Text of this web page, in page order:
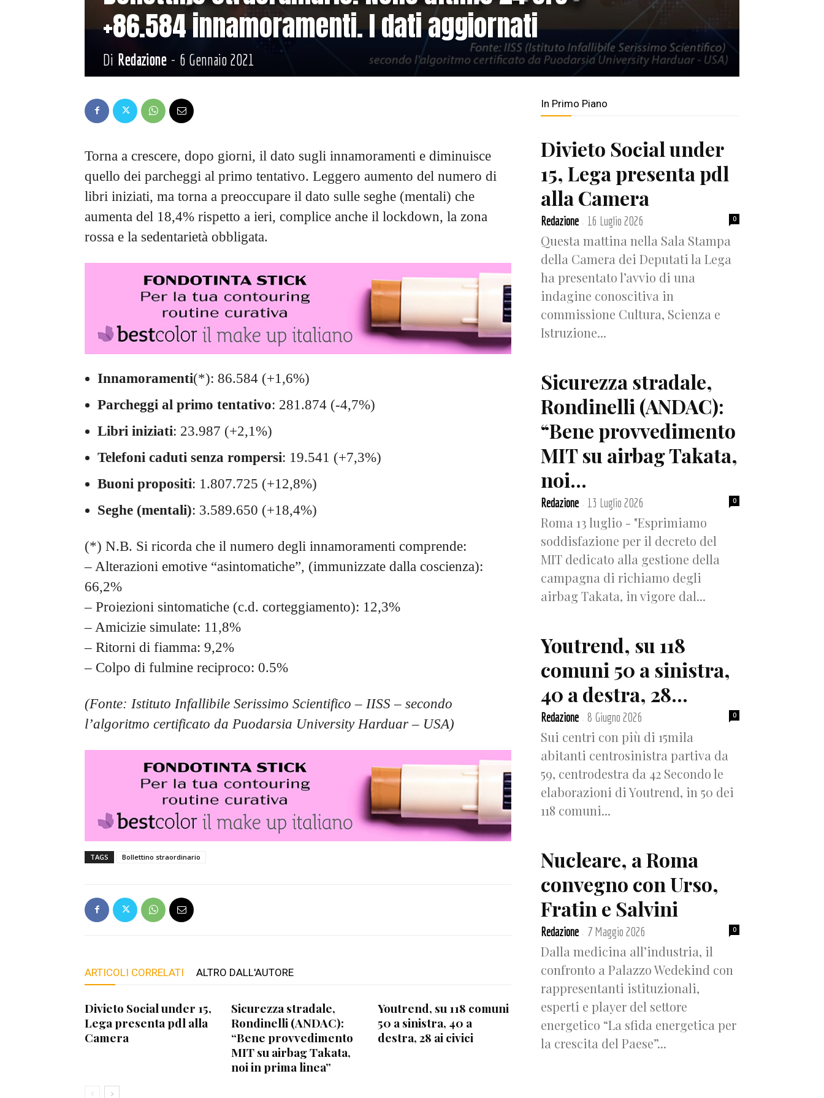
+86.584 innamoramenti. I dati aggiornati
Di Redazione - 6 Gennaio 2021
Torna a crescere, dopo giorni, il dato sugli innamoramenti e diminuisce
quello dei parcheggi al primo tentativo. Leggero aumento del numero di
libri iniziati, ma torna a preoccupare il dato sulle seghe (mentali) che
aumenta del 18,4% rispetto a ieri, complice anche il lockdown, la zona
rossa e la sedentarietà obbligata.
Innamoramenti(*): 86.584 (+1,6%)
Parcheggi al primo tentativo: 281.874 (-4,7%)
Libri iniziati: 23.987 (+2,1%)
Telefoni caduti senza rompersi: 19.541 (+7,3%)
Buoni propositi: 1.807.725 (+12,8%)
Seghe (mentali): 3.589.650 (+18,4%)
(*) N.B. Si ricorda che il numero degli innamoramenti comprende:
– Alterazioni emotive “asintomatiche”, (immunizzate dalla coscienza):
66,2%
– Proiezioni sintomatiche (c.d. corteggiamento): 12,3%
– Amicizie simulate: 11,8%
– Ritorni di fiamma: 9,2%
– Colpo di fulmine reciproco: 0.5%
(Fonte: Istituto Infallibile Serissimo Scientifico – IISS – secondo
l’algoritmo certificato da Puodarsia University Harduar – USA)
TAGS Bollettino straordinario
ARTICOLI CORRELATI ALTRO DALL'AUTORE
Divieto Social under 15,
Lega presenta pdl alla
Camera
Sicurezza stradale,
Rondinelli (ANDAC):
“Bene provvedimento
MIT su airbag Takata,
noi in prima linea”
Youtrend, su 118 comuni
50 a sinistra, 40 a
destra, 28 ai civici
In Primo Piano
Divieto Social under
15, Lega presenta pdl
alla Camera
Redazione - 16 Luglio 2026 0
Questa mattina nella Sala Stampa
della Camera dei Deputati la Lega
ha presentato l’avvio di una
indagine conoscitiva in
commissione Cultura, Scienza e
Istruzione...
Sicurezza stradale,
Rondinelli (ANDAC):
“Bene provvedimento
MIT su airbag Takata,
noi...
Redazione - 13 Luglio 2026 0
Roma 13 luglio - "Esprimiamo
soddisfazione per il decreto del
MIT dedicato alla gestione della
campagna di richiamo degli
airbag Takata, in vigore dal...
Youtrend, su 118
comuni 50 a sinistra,
40 a destra, 28...
Redazione - 8 Giugno 2026 0
Sui centri con più di 15mila
abitanti centrosinistra partiva da
59, centrodestra da 42 Secondo le
elaborazioni di Youtrend, in 50 dei
118 comuni...
Nucleare, a Roma
convegno con Urso,
Fratin e Salvini
Redazione - 7 Maggio 2026 0
Dalla medicina all’industria, il
confronto a Palazzo Wedekind con
rappresentanti istituzionali,
esperti e player del settore
energetico “La sfida energetica per
la crescita del Paese”...